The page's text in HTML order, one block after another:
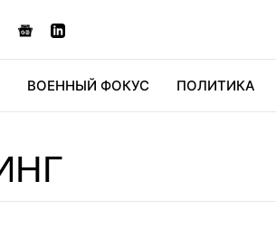
ВОЕННЫЙ ФОКУС ПОЛИТИКА